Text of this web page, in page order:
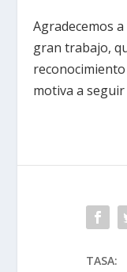
Agradecemos
gran trabajo,
motiva a
TASA: